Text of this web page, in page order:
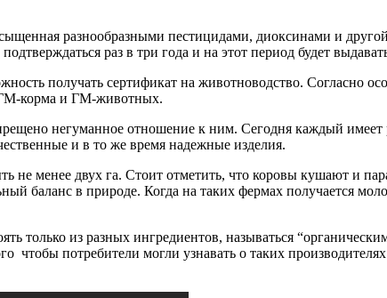
разнообразными пестицидами, диоксинами и
раз в три года и на этот период будет
получать сертификат на животноводство. Согласно
ГМ-корма и ГМ-животных.
негуманное отношение к ним. Сегодня каждый
и в то же время надежные изделия.
не менее двух га. Стоит отметить, что коровы кушают и
баланс в природе. Когда на таких фермах получается
только из разных ингредиентов, называться
чтобы потребители могли узнавать о таких